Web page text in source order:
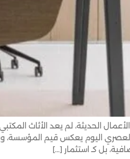
الحديثة، لم يعد الأثاث
العصري اليوم يعكس قيم المؤسسة،
بل كـ استثمار […]